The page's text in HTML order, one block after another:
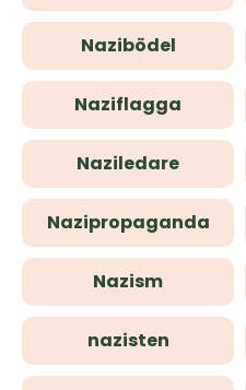
Nazibödel
Naziflagga
Naziledare
Nazipropaganda
Nazism
nazisten